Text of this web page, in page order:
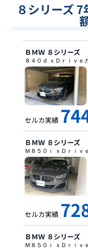
８シリーズ
ＢＭＷ ８シリーズ
８４０ｄ ｘＤｒｉｖｅ
セルカ実績
ＢＭＷ ８シリーズ
Ｍ８５０ｉ ｘＤｒｉｖ
セルカ実績
ＢＭＷ ８シリーズ
Ｍ８５０ｉ ｘＤｒｉｖ